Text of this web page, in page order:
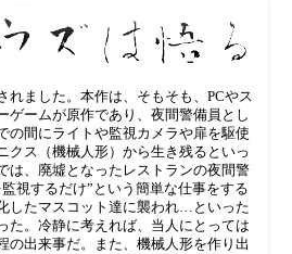
れました。本作は、そもそも、PCやス
ゲームが原作であり、夜間警備員とし
の間にライトや監視カメラや扉を駆使
クス（機械人形）から生き残るといっ
は、廃墟となったレストランの夜間警
視するだけ”という簡単な仕事をする
したマスコット達に襲われ…といった
た。冷静に考えれば、当人にとっては
の出来事だ。また、機械人形を作り出